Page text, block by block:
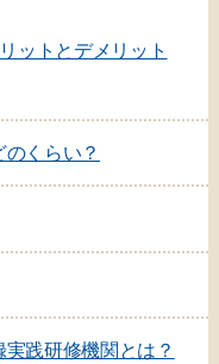
ットとデメリット
くらい？
践研修機関とは？